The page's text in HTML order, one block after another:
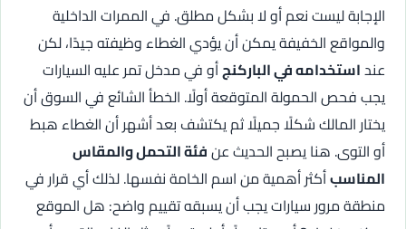
الإجابة ليست نعم أو لا بشكل مطلق. في الممرات الداخلية
والمواقع الخفيفة يمكن أن يؤدي الغطاء وظيفته جيدًا، لكن
عنداستخدامه في الباركنجأو في مدخل تمر عليه السيارات
يجب فحص الحمولة المتوقعة أولًا. الخطأ الشائع في السوق أن
يختار المالك شكلًا جميلًا ثم يكتشف بعد أشهر أن الغطاء هبط
أو التوى. هنا يصبح الحديث عنفئة التحمل والمقاس
المناسبأكثر أهمية من اسم الخامة نفسها. لذلك أي قرار في
منطقة مرور سيارات يجب أن يسبقه تقييم واضح: هل الموقع